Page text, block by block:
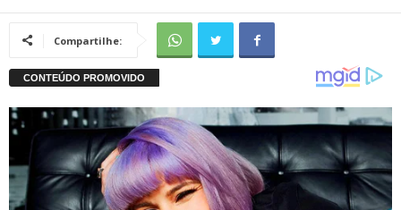
Compartilhe: